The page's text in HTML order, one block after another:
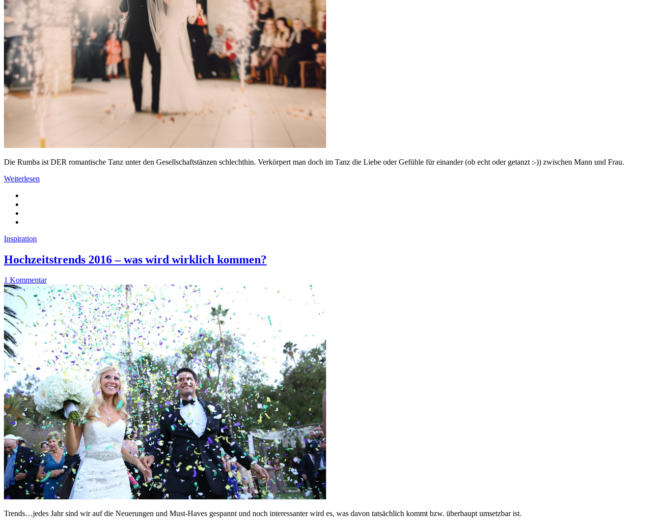
Die Rumba ist DER romantische Tanz unter den Gesellschaftstänzen schlechthin. Verkörpert man doch im Tanz die Liebe oder Gefühle für einander (ob echt oder getanzt :-)) zwischen Mann und Frau.
Weiterlesen
Inspiration
Hochzeitstrends 2016 – was wird wirklich kommen?
1 Kommentar
Trends…jedes Jahr sind wir auf die Neuerungen und Must-Haves gespannt und noch interessanter wird es, was davon tatsächlich kommt bzw. überhaupt umsetzbar ist.